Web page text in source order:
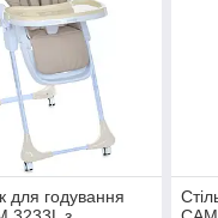
для годування